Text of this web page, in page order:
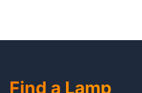
Find a Lamp